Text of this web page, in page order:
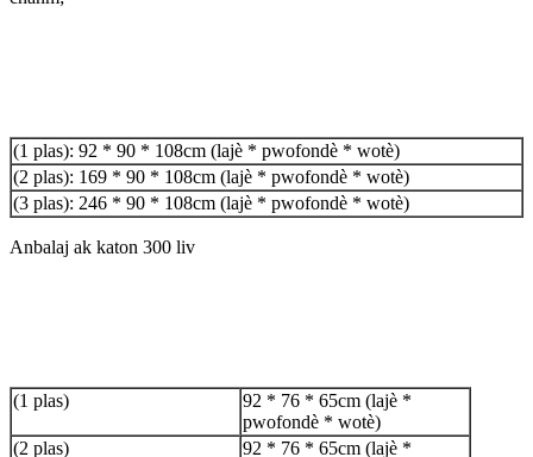
(1 plas): 92 * 90 * 108cm (lajè * pwofondè * wotè)
(2 plas): 169 * 90 * 108cm (lajè * pwofondè * wotè)
(3 plas): 246 * 90 * 108cm (lajè * pwofondè * wotè)
Anbalaj ak katon 300 liv
(1 plas)
92 * 76 * 65cm (lajè *
pwofondè * wotè)
(2 plas)
92 * 76 * 65cm (lajè *